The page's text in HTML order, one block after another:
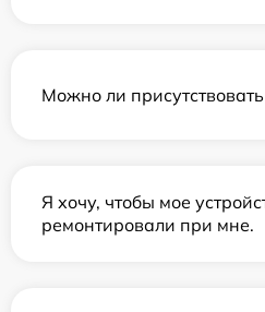
Можно ли
Я хочу, чтобы мое
ремонтировали при мне.